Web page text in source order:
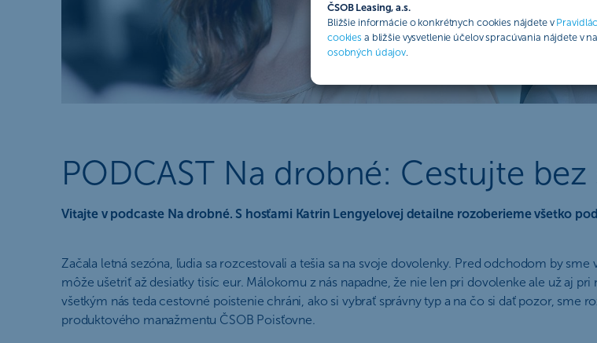
ČSOB Leasing, a.s.
Bližšie informácie o konkrétnych cookies nájdete v
cookies a bližšie vysvetlenie účelov spracúvania nájdete v
osobných údajov
PODCAST Na drobné: Cestujte
Vitajte v podcaste Na drobné. S hosťami Katrin Lengyelovej detailne rozoberieme všetko
Začala letná sezóna, ľudia sa rozcestovali a tešia sa na svoje dovolenky. Pred odchodom by
môže ušetriť až desiatky tisíc eur. Málokomu z nás napadne, že nie len pri dovolenke ale už aj
všetkým nás teda cestovné poistenie chráni, ako si vybrať správny typ a na čo si dať pozor,
produktového manažmentu ČSOB Poisťovne.